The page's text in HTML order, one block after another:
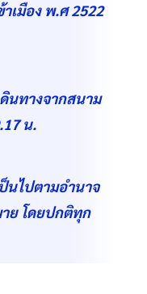
เมือง พ.ศ 2522
นทางจากสนาม
น.
นไปตามอำนาจ
ย โดยปกติทุก